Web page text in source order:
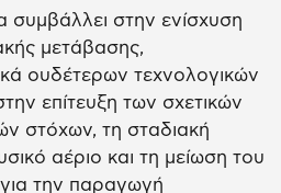
συμβάλλει στην ενίσχυση
μετάβασης,
ουδέτερων τεχνολογικών
επίτευξη των σχετικών
στόχων, τη σταδιακή
αέριο και τη μείωση του
την παραγωγή